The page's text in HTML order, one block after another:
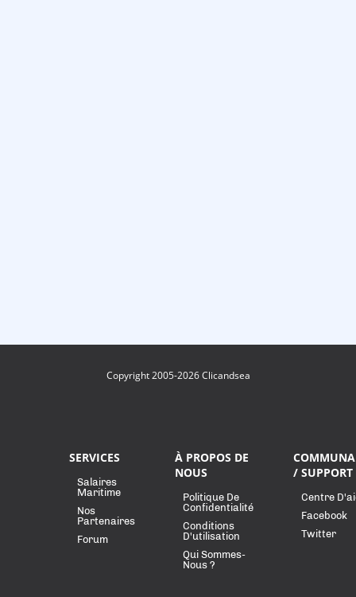
Copyright 2005-2026 Clicandsea
SERVICES
Salaires
Maritime
Nos
Partenaires
Forum
À PROPOS DE
NOUS
Politique De
Confidentialité
Conditions
D'utilisation
Qui Sommes-
Nous ?
/ SUPPORT
Centre
Facebook
Twitter